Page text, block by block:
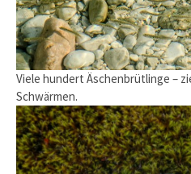
Viele hundert Äschenbrütlinge –
Schwärmen.